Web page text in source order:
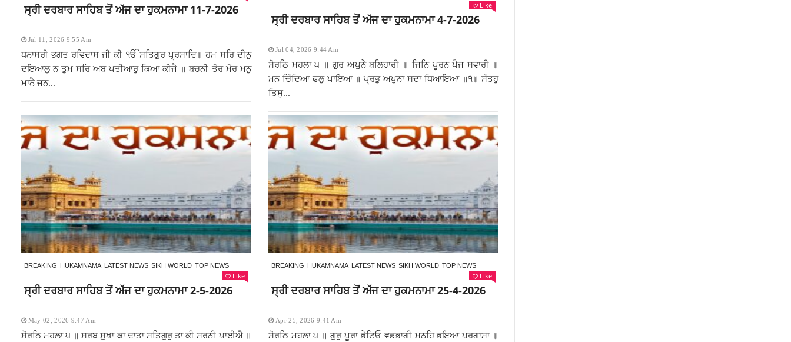
ਸ੍ਰੀ ਦਰਬਾਰ ਸਾਹਿਬ ਤੋਂ ਅੱਜ ਦਾ ਹੁਕਮਨਾਮਾ 11-7-2026
Jul 11, 2026 9:55 Am
ਧਨਾਸਰੀ ਭਗਤ ਰਵਿਦਾਸ ਜੀ ਕੀ ੴ ਸਤਿਗੁਰ ਪ੍ਰਸਾਦਿ॥ ਹਮ ਸਰਿ ਦੀਨੁ
ਦਇਆਲੁ ਨ ਤੁਮ ਸਰਿ ਅਬ ਪਤੀਆਰੁ ਕਿਆ ਕੀਜੈ ॥ ਬਚਨੀ ਤੋਰ ਮੋਰ ਮਨੁ
ਮਾਨੈ ਜਨ...
Like
ਸ੍ਰੀ ਦਰਬਾਰ ਸਾਹਿਬ ਤੋਂ ਅੱਜ ਦਾ ਹੁਕਮਨਾਮਾ 4-7-2026
Jul 04, 2026 9:44 Am
ਸੋਰਠਿ ਮਹਲਾ ੫ ॥ ਗੁਰ ਅਪੁਨੇ ਬਲਿਹਾਰੀ ॥ ਜਿਨਿ ਪੂਰਨ ਪੈਜ ਸਵਾਰੀ ॥
ਮਨ ਚਿੰਦਿਆ ਫਲੁ ਪਾਇਆ ॥ ਪ੍ਰਭੁ ਅਪੁਨਾ ਸਦਾ ਧਿਆਇਆ ॥੧॥ ਸੰਤਹੁ
ਤਿਸੁ...
BREAKING HUKAMNAMA LATEST NEWS SIKH WORLD TOP NEWS
Like
ਸ੍ਰੀ ਦਰਬਾਰ ਸਾਹਿਬ ਤੋਂ ਅੱਜ ਦਾ ਹੁਕਮਨਾਮਾ 2-5-2026
May 02, 2026 9:47 Am
ਸੋਰਠਿ ਮਹਲਾ ੫ ॥ ਸਰਬ ਸੁਖਾ ਕਾ ਦਾਤਾ ਸਤਿਗੁਰੁ ਤਾ ਕੀ ਸਰਨੀ ਪਾਈਐ ॥
BREAKING HUKAMNAMA LATEST NEWS SIKH WORLD TOP NEWS
Like
ਸ੍ਰੀ ਦਰਬਾਰ ਸਾਹਿਬ ਤੋਂ ਅੱਜ ਦਾ ਹੁਕਮਨਾਮਾ 25-4-2026
Apr 25, 2026 9:41 Am
ਸੋਰਠਿ ਮਹਲਾ ੫ ॥ ਗੁਰੁ ਪੂਰਾ ਭੇਟਿਓ ਵਡਭਾਗੀ ਮਨਹਿ ਭਇਆ ਪਰਗਾਸਾ ॥